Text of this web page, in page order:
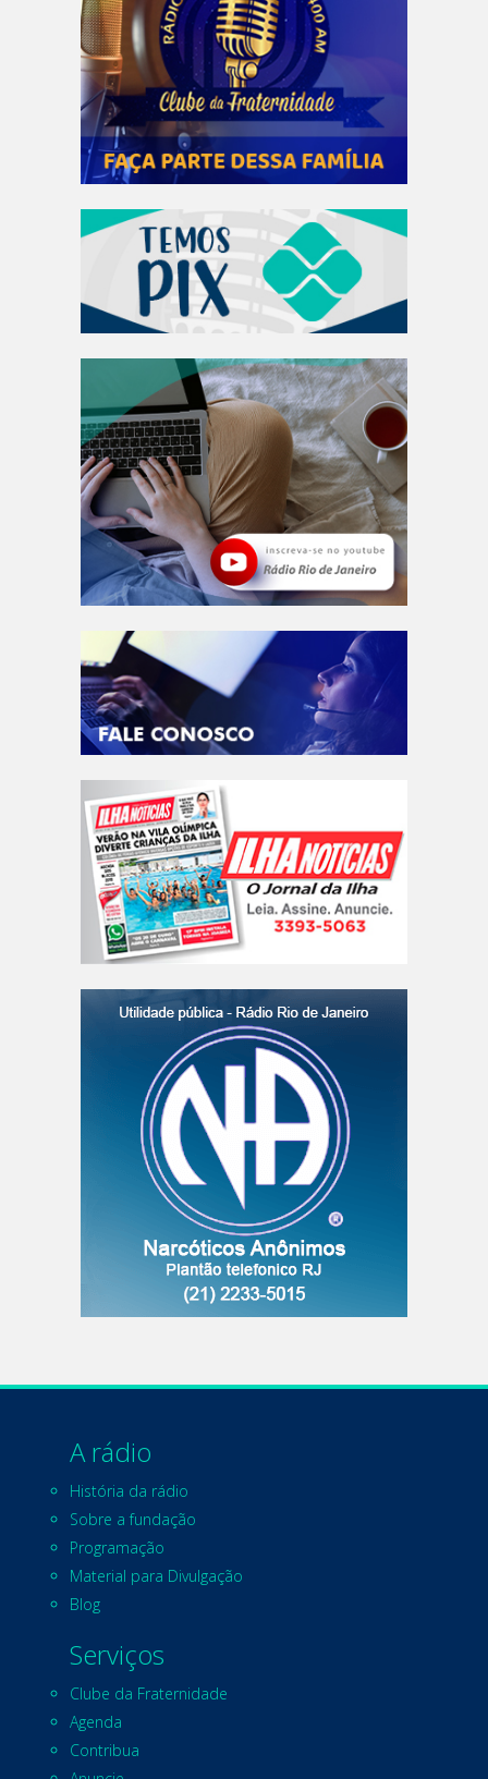
A rádio
História da rádio
Sobre a fundação
Programação
Material para Divulgação
Blog
Serviços
Clube da Fraternidade
Agenda
Contribua